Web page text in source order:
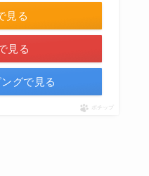
見る
見る
グで見る
ポチップ